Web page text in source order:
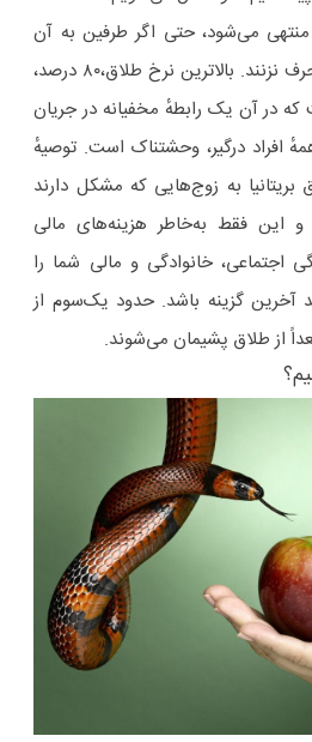
می‌شود، حتی اگر طرفین به آن
اعتراف نکنند یا دربارۀ آن حرف نزنند. بالاترین نرخ طلاق،۸۰ درصد،
در آن یک رابطهٔ مخفیانه در جریان
افراد درگیر، وحشتناک است. توصیهٔ
بریتانیا به زوج‌هایی که مشکل دارند
این فقط به‌خاطر هزینه‌های مالی
اجتماعی، خانوادگی و مالی شما را
آخرین گزینه باشد. حدود یک‌سوم از
از طلاق پشیمان می‌شوند.